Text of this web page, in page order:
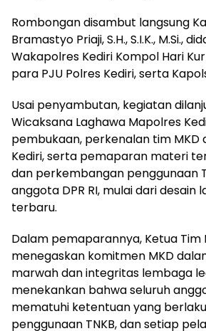
Rombongan disambut langsung
Bramastyo Priaji, S.H., S.I.K., M.Si.,
Wakapolres Kediri Kompol Hari
para PJU Polres Kediri, serta
Usai penyambutan, kegiatan
Wicaksana Laghawa Mapolres
pembukaan, perkenalan tim MKD
Kediri, serta pemaparan materi
dan perkembangan penggunaan
anggota DPR RI, mulai dari desain
terbaru.
Dalam pemaparannya, Ketua Tim
menegaskan komitmen MKD
marwah dan integritas lembaga
menekankan bahwa seluruh
mematuhi ketentuan yang
penggunaan TNKB, dan setiap